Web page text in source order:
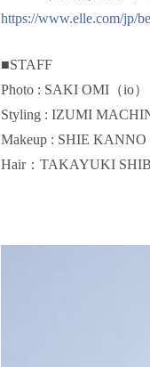
https://www.elle.com/jp/
■STAFF
Photo : SAKI OMI（io）
Styling : IZUMI
Makeup : SHIE
Hair：TAKAYUKI